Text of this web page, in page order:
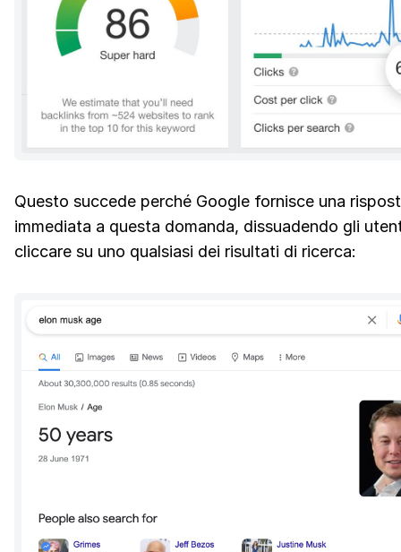
Questo succede perché Google fornisce una
immediata a questa domanda, dissuadendo gli
cliccare su uno qualsiasi dei risultati di ricerca: